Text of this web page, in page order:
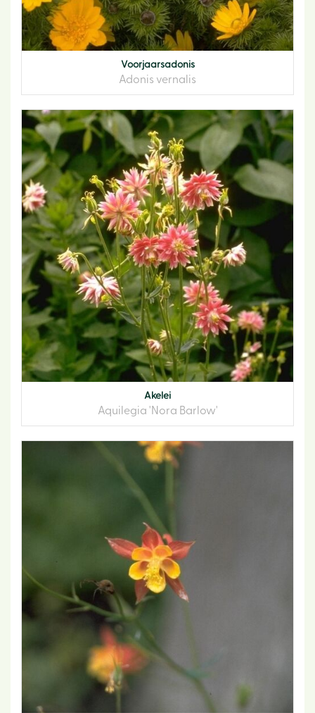
Voorjaarsadonis
Adonis vernalis
Akelei
Aquilegia 'Nora Barlow'